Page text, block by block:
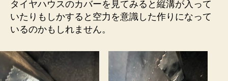
タイヤハウスのカバーを見てみると縦溝が入って
いたりもしかすると空力を意識した作りになって
いるのかもしれません。